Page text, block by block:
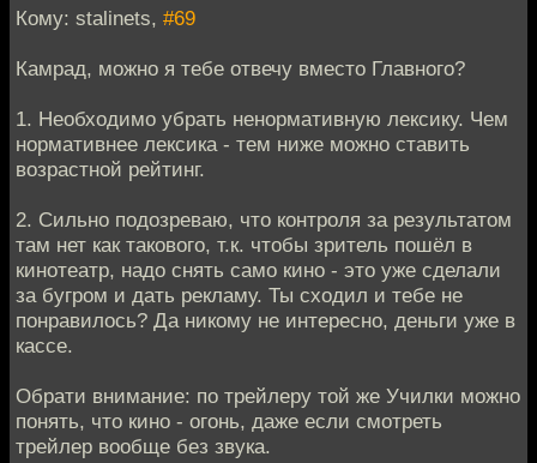
Кому: stalinets, #69
Камрад, можно я тебе отвечу вместо Главного?
1. Необходимо убрать ненормативную лексику. Чем
нормативнее лексика - тем ниже можно ставить
возрастной рейтинг.
2. Сильно подозреваю, что контроля за результатом
там нет как такового, т.к. чтобы зритель пошёл в
кинотеатр, надо снять само кино - это уже сделали
за бугром и дать рекламу. Ты сходил и тебе не
понравилось? Да никому не интересно, деньги уже в
кассе.
Обрати внимание: по трейлеру той же Училки можно
понять, что кино - огонь, даже если смотреть
трейлер вообще без звука.